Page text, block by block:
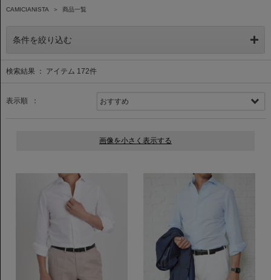
CAMICIANISTA ＞ 商品一覧
条件を絞り込む
検索結果 ： アイテム 172件
表示順 ：